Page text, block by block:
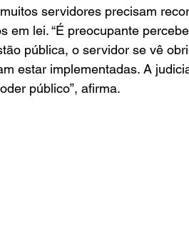
servidores precisam
em lei. “É preocupante
pública, o servidor se vê
estar implementadas. A
público”, afirma.